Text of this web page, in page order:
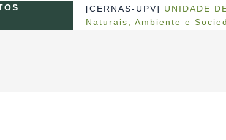
[CERNAS-UPV] UNIDADE
Naturais, Ambiente e